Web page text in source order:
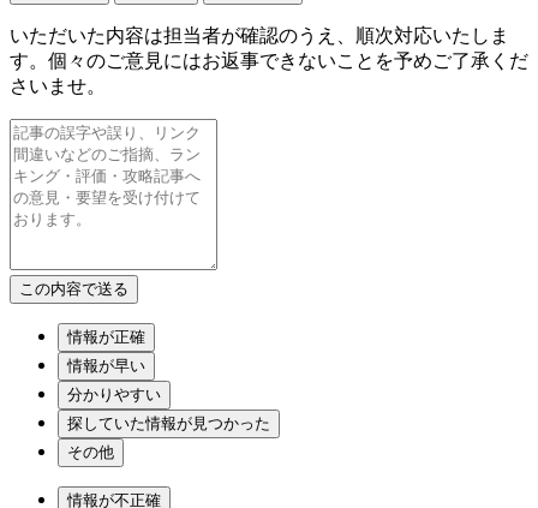
いただいた内容は担当者が確認のうえ、順次対応いたしま
す。個々のご意見にはお返事できないことを予めご了承くだ
さいませ。
情報が正確
情報が早い
分かりやすい
探していた情報が見つかった
その他
情報が不正確